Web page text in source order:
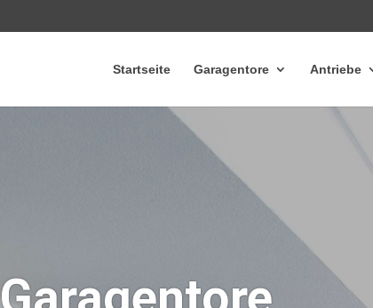
Startseite Garagentore Antriebe